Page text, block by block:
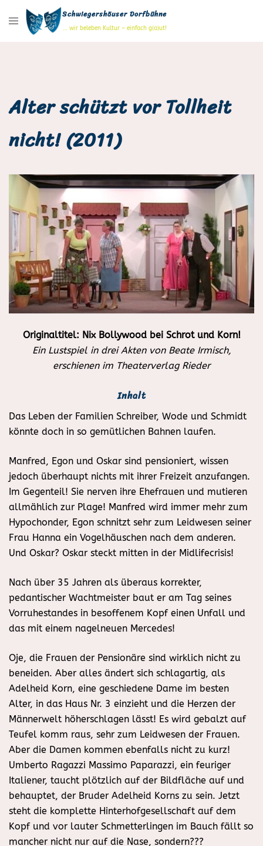
Inhalt
springen
Schwiegershäuser Dorfbühne
… wir beleben Kultur – einfach g(a)ut!
Alter schützt vor Tollheit
nicht! (2011)
Originaltitel: Nix Bollywood bei Schrot und Korn!
Ein Lustspiel in drei Akten von Beate Irmisch,
erschienen im Theaterverlag Rieder
Inhalt
Das Leben der Familien Schreiber, Wode und Schmidt
könnte doch in so gemütlichen Bahnen laufen.
Manfred, Egon und Oskar sind pensioniert, wissen
jedoch überhaupt nichts mit ihrer Freizeit anzufangen.
Im Gegenteil! Sie nerven ihre Ehefrauen und mutieren
allmählich zur Plage! Manfred wird immer mehr zum
Hypochonder, Egon schnitzt sehr zum Leidwesen seiner
Frau Hanna ein Vogelhäuschen nach dem anderen.
Und Oskar? Oskar steckt mitten in der Midlifecrisis!
Nach über 35 Jahren als überaus korrekter,
pedantischer Wachtmeister baut er am Tag seines
Vorruhestandes in besoffenem Kopf einen Unfall und
das mit einem nagelneuen Mercedes!
Oje, die Frauen der Pensionäre sind wirklich nicht zu
beneiden. Aber alles ändert sich schlagartig, als
Adelheid Korn, eine geschiedene Dame im besten
Alter, in das Haus Nr. 3 einzieht und die Herzen der
Männerwelt höherschlagen lässt! Es wird gebalzt auf
Teufel komm raus, sehr zum Leidwesen der Frauen.
Aber die Damen kommen ebenfalls nicht zu kurz!
Umberto Ragazzi Massimo Paparazzi, ein feuriger
Italiener, taucht plötzlich auf der Bildfläche auf und
behauptet, der Bruder Adelheid Korns zu sein. Jetzt
steht die komplette Hinterhofgesellschaft auf dem
Kopf und vor lauter Schmetterlingen im Bauch fällt so
mancher nicht nur auf die Nase, sondern???